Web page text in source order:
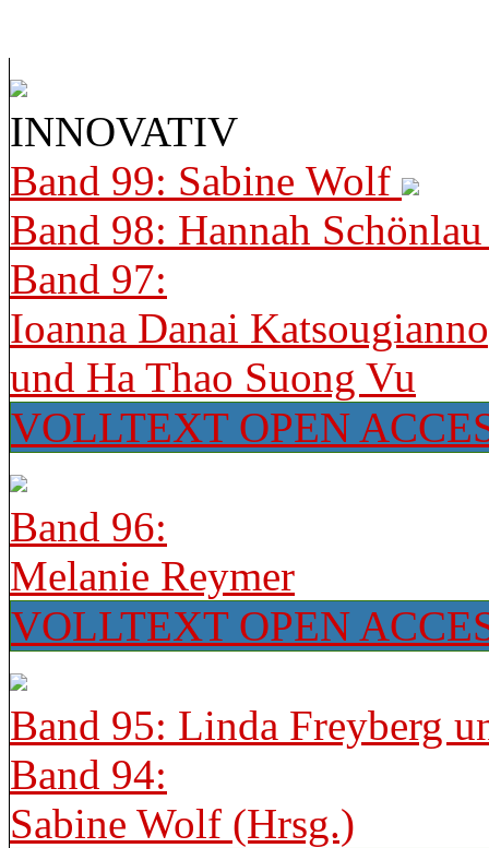
INNOVATIV
Band 99: Sabine Wolf
Band 98: Hannah
Band 97:
Ioanna Danai
und Ha Thao Suong Vu
VOLLTEXT OPEN
Band 96:
Melanie Reymer
VOLLTEXT OPEN
Band 95: Linda Freyberg
Band 94:
Sabine Wolf (Hrsg.)